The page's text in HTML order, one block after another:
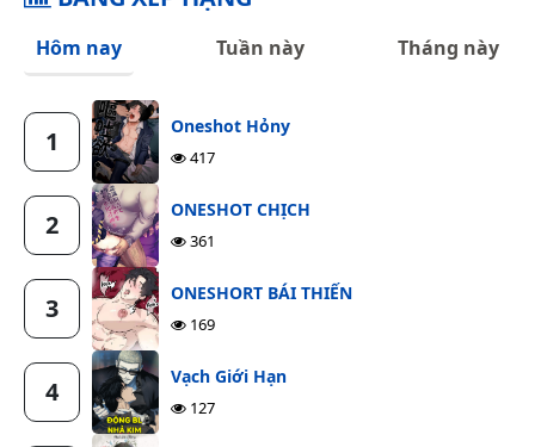
Hôm nay Tuần này Tháng này
1 Oneshot Hỏny
417
2 ONESHOT CHỊCH
361
3 ONESHORT BÁI THIẾN
169
4 Vạch Giới Hạn
127